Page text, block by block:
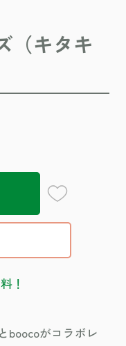
（キタキ
！
boocoがコラボレ